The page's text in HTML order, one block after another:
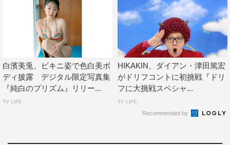
白濱美兎、ビキニ姿で色白美ボ
ディ披露 デジタル限定写真集
『純白のプリズム』リリー...
TV LIFE
HIKAKIN、ダイアン・津田篤宏
がドリフコントに初挑戦『ドリ
フに大挑戦スペシャ...
TV LIFE
Recommended by